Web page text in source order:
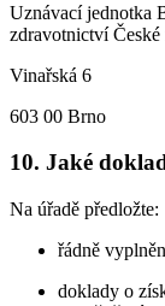
Uznávací jednotka
zdravotnictví
Vinařská 6
603 00 Brno
10. Jaké
Na úřadě předložte:
řádně
doklady o